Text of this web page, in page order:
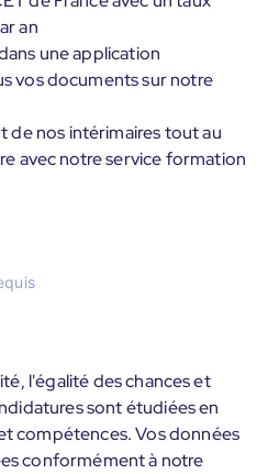
an
une application
vos documents sur notre
de nos intérimaires tout au
avec notre service formation
l'égalité des chances et
sont étudiées en
compétences. Vos données
conformément à notre